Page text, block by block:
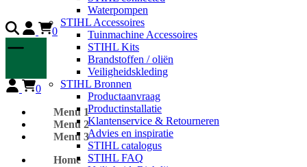
Waterpompen
STIHL Accessoires
Tuinmachine Accessoires
STIHL Kits
Brandstoffen / oliën
Veiligheidskleding
STIHL Bronnen
Productaanvraag
Productinstallatie
Klantenservice & Retourneren
Advies en inspiratie
STIHL catalogus
STIHL FAQ
0
0
Menu 1
Menu 2
Menu 3
Home